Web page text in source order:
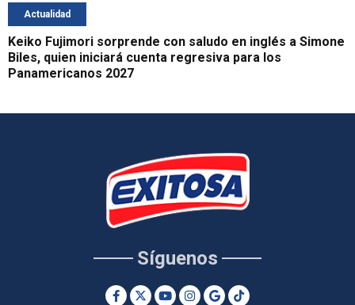
Actualidad
Keiko Fujimori sorprende con saludo en inglés a Simone
Biles, quien iniciará cuenta regresiva para los
Panamericanos 2027
Síguenos